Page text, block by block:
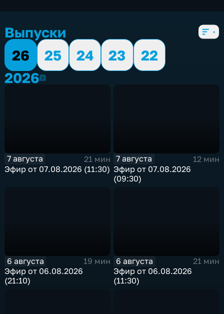
Выпуски
26
25 24 23
22
20262026
7 августа
21 мин
Эфир от 07.08.2026 (11:30)
7 августа
12 мин
Эфир от 07.08.2026
(09:30)
6 августа
19 мин
Эфир от 06.08.2026
(21:10)
6 августа
21 мин
Эфир от 06.08.2026
(11:30)